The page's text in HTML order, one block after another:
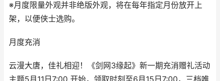
※月度限量外观并非绝版外观，将在每年指定月份放开上
架，以便侠士选购。
月度充消
云漫大唐，佳礼相迎！《剑网3缘起》新一期充消赠礼活动